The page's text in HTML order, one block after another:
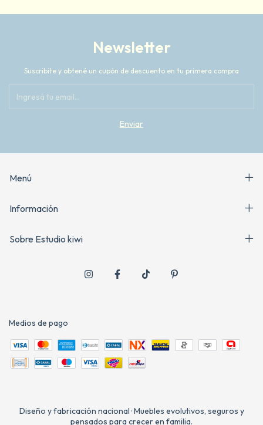
Newsletter
Suscribite y obtené un cupón de descuento en tu primera compra
Menú
Información
Sobre Estudio kiwi
Medios de pago
Diseño y fabricación nacional · Muebles evolutivos, seguros y
pensados para crecer en familia.